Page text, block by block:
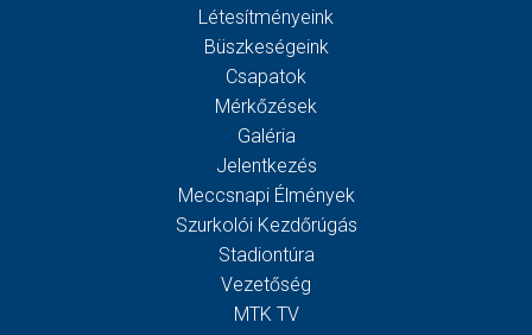
Létesítményeink
Büszkeségeink
Csapatok
Mérkőzések
Galéria
Jelentkezés
Meccsnapi Élmények
Szurkolói Kezdőrúgás
Stadiontúra
Vezetőség
MTK TV